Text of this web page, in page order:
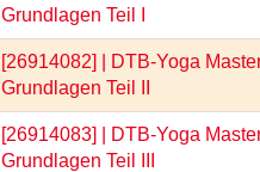
Grundlagen Teil I
[26914082] | DTB-Yoga
Grundlagen Teil II
[26914083] | DTB-Yoga
Grundlagen Teil III